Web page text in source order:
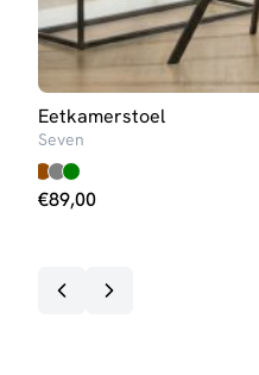
Eetkamerstoel
Seven
€89,00